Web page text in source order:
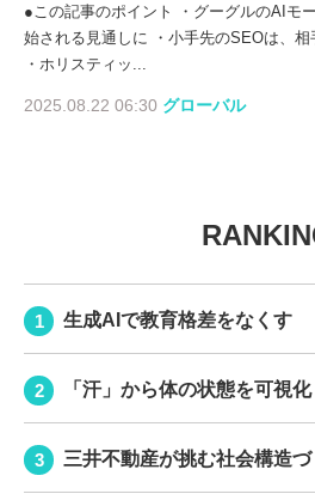
●この記事のポイント ・グーグルのAIモ
始される見通しに ・小手先のSEOは、
・ホリスティッ...
2025.08.22 06:30 グローバル
生成AIで教育格差をなくす
「汗」から体の状態を可視化
三井不動産が挑む社会構造づ